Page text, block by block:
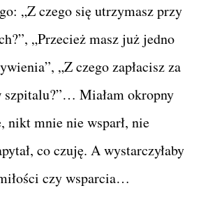
„Z czego się utrzymasz przy
„Przecież masz już jedno
„Z czego zapłacisz za
szpitalu?”… Miałam okropny
nikt mnie nie wsparł, nie
co czuję. A wystarczyłaby
czy wsparcia…